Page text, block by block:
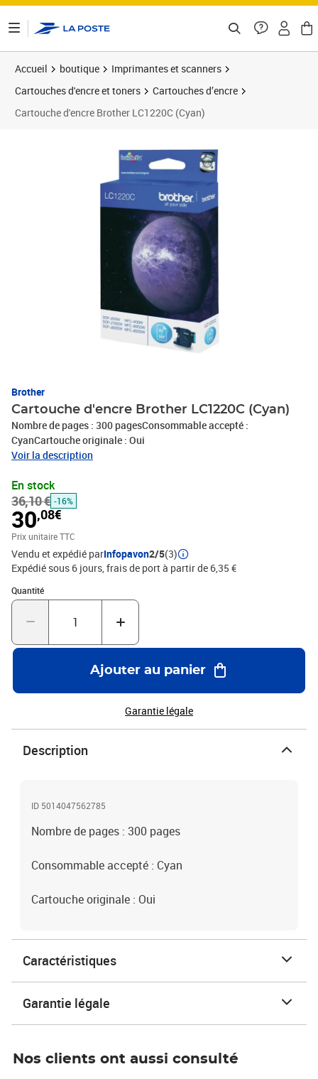
Accueil boutique
Imprimantes et scanners
Cartouches d'encre et toners
Cartouches d’encre
Cartouche d'encre Brother LC1220C (Cyan)
Brother
Cartouche d'encre Brother LC1220C (Cyan)
Nombre de pages : 300 pagesConsommable accepté :
CyanCartouche originale : Oui
Voir la description
En stock
36,10 € -16%
30,08€
Prix unitaire TTC
Vendu et expédié parInfopavon2/5(3)
Expédié sous 6 jours, frais de port à partir de 6,35 €
Quantité
Quantité : 1
Ajouter au panier
Garantie légale
Description
ID 5014047562785
Nombre de pages : 300 pages
Consommable accepté : Cyan
Cartouche originale : Oui
Caractéristiques
Garantie légale
Nos clients ont aussi consulté